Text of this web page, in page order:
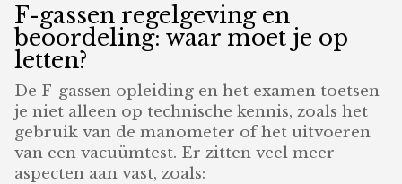
F-gassen regelgeving en
beoordeling: waar moet je op
letten?
De F-gassen opleiding en het examen toetsen
je niet alleen op technische kennis, zoals het
gebruik van de manometer of het uitvoeren
van een vacuümtest. Er zitten veel meer
aspecten aan vast, zoals: